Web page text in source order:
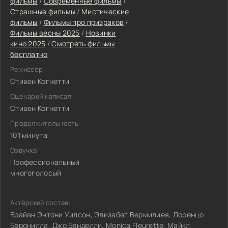
Страшные фильмы / Мистические
фильмы / Фильмы про призраков /
Фильмы весны 2025 / Новинки
кино 2025 /Смотреть фильмы
бесплатно
Режиссёр:
Стивен Когнетти
Сценарий написал:
Стивен Когнетти
Продолжительность:
101 минута
Озвучка:
Профессиональный
многоголосый
Актёрский состав:
Брайан Энтони Уилсон, Элизабет Вермилиея, Лоренцо
Беронилла, Джо Бенделли, Monica Fleurette, Майкл